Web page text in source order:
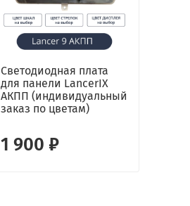
Светодиодная плата
для панели LancerIX
АКПП (индивидуальный
заказ по цветам)
1 900 ₽